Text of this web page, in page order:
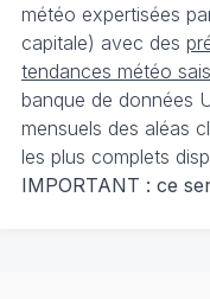
météo expertisées
capitale) avec des
tendances météo
banque de données
mensuels des aléas
les plus complets
IMPORTANT : ce